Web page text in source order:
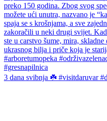
3 dana svibnja ☘️ #visitdaruvar